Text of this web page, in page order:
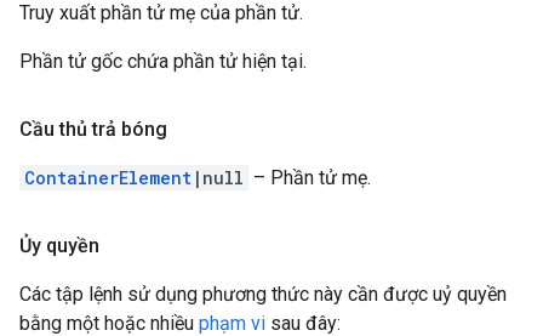
Truy xuất phần tử mẹ của phần tử.
Phần tử gốc chứa phần tử hiện tại.
Cầu thủ trả bóng
ContainerElement |null – Phần tử mẹ.
Ủy quyền
Các tập lệnh sử dụng phương thức này cần được uỷ quyền
bằng một hoặc nhiều phạm vi sau đây: